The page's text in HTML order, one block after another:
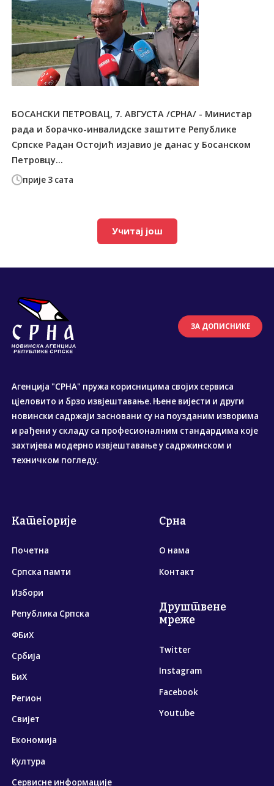
прије 3 сата
БОСАНСКИ ПЕТРОВАЦ, 7. АВГУСТА /СРНА/ - Министар
рада и борачко-инвалидске заштите Републике
Српске Радан Остојић изјавио је данас у Босанском
Петровцу...
Учитај још
ЗА ДОПИСНИКЕ
Агенција "СРНА" пружа корисницима својих сервиса
цјеловито и брзо извјештавање. Њене вијести и други
новински садржаји засновани су на поузданим изворима
и рађени у складу са професионалним стандардима које
захтијева модерно извјештавање у садржинском и
техничком погледу.
Категорије
Почетна
Српска памти
Избори
Република Српска
ФБиХ
Србија
БиХ
Регион
Свијет
Економија
Култура
Сервисне информације
Срна
О нама
Контакт
Друштвене
мреже
Twitter
Instagram
Facebook
Youtube